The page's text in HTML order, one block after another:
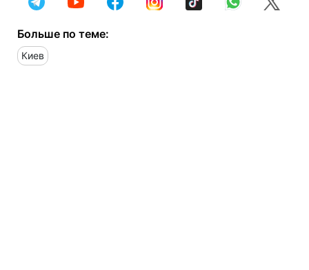
Больше по теме:
Киев